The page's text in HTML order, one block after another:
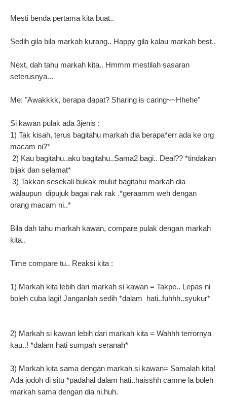
Mesti benda pertama kita buat..
Sedih gila bila markah kurang.. Happy gila kalau markah best..
Next, dah tahu markah kita.. Hmmm mestilah sasaran
seterusnya...
Me: "Awakkkk, berapa dapat? Sharing is caring~~Hhehe"
Si kawan pulak ada 3jenis :
1) Tak kisah, terus bagitahu markah dia berapa*err ada ke org
macam ni?*
2) Kau bagitahu..aku bagitahu..Sama2 bagi.. Deal?? *tindakan
bijak dan selamat*
3) Takkan sesekali bukak mulut bagitahu markah dia
walaupun dipujuk bagai nak rak .*geraamm weh dengan
orang macam ni..*
Bila dah tahu markah kawan, compare pulak dengan markah
kita..
Time compare tu.. Reaksi kita :
1) Markah kita lebih dari markah si kawan = Takpe.. Lepas ni
boleh cuba lagi! Janganlah sedih *dalam hati..fuhhh..syukur*
2) Markah si kawan lebih dari markah kita = Wahhh terrornya
kau..! *dalam hati sumpah seranah*
3) Markah kita sama dengan markah si kawan= Samalah kita!
Ada jodoh di situ *padahal dalam hati..haisshh camne laboleh
markah sama dengan dia ni.huh.